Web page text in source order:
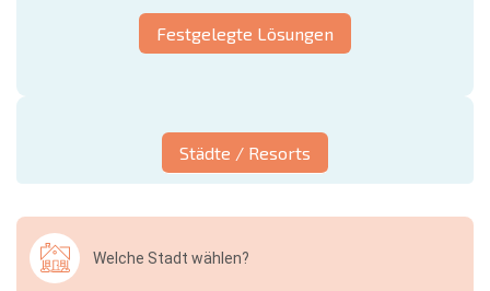
Festgelegte Lösungen
Städte / Resorts
Welche Stadt wählen?